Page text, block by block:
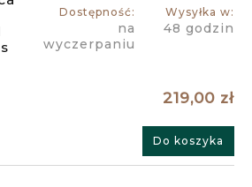
Dostępność:
na
wyczerpaniu
Wysyłka w:
48 godzin
219,00 zł
Do koszyka